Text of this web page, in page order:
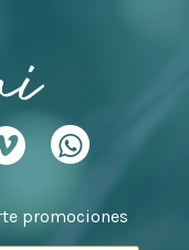
promociones